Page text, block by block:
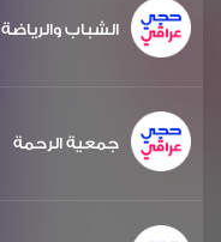
الشباب والرياضة
جمعية الرحمة